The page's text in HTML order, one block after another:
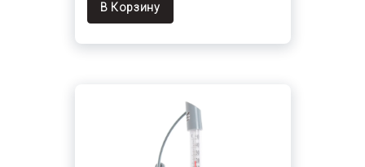
В Корзину